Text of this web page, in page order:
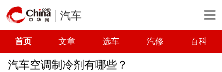
汽车
首页 文章 选车 汽修 百科
汽车空调制冷剂有哪些？